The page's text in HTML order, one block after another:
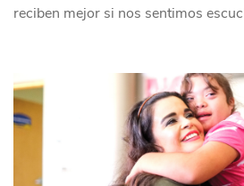
reciben mejor si nos sentimos